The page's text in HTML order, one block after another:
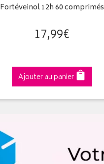
Fortéveinol 12h 60 comprimés
17,99€
Ajouter au panier